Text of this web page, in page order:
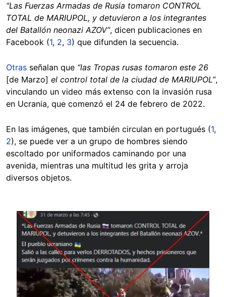
“Las Fuerzas Armadas de Rusia tomaron CONTROL
TOTAL de MARIUPOL, y detuvieron a los integrantes
del Batallón neonazi AZOV”, dicen publicaciones en
Facebook (1, 2, 3) que difunden la secuencia.
Otras señalan que “las Tropas rusas tomaron este 26
[de Marzo] el control total de la ciudad de MARIUPOL”,
vinculando un video más extenso con la invasión rusa
en Ucrania, que comenzó el 24 de febrero de 2022.
En las imágenes, que también circulan en portugués (1,
2), se puede ver a un grupo de hombres siendo
escoltado por uniformados caminando por una
avenida, mientras una multitud les grita y arroja
diversos objetos.
Image